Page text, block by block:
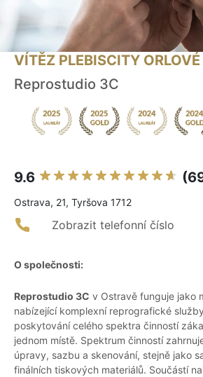
VÍTĚZ PLEBISCITY ORLOVÉ
Reprostudio 3C
9.6
Ostrava, 21, Tyršova 1712
Zobrazit telefonní číslo
O společnosti:
Reprostudio 3C v Ostravě funguje jako
nabízející komplexní reprografické
poskytování celého spektra činností
jednom místě. Spektrum činností
úpravy, sazbu a skenování, stejně jako
finálních tiskových materiálů. Součástí